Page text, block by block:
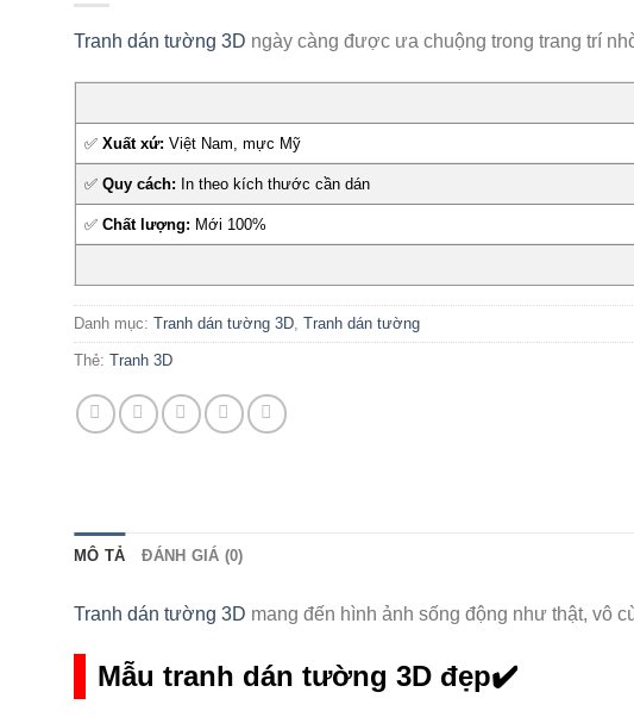
Tranh dán tường 3D ngày càng được ưa chuộng trong trang trí
✅Xuất xứ: Việt Nam, mực Mỹ
✅Quy cách: In theo kích thước cần dán
✅Chất lượng: Mới 100%
Danh mục: Tranh dán tường 3D Tranh dán tường
Thẻ: Tranh 3D
MÔ TẢ ĐÁNH GIÁ (0)
Tranh dán tường 3D mang đến hình ảnh sống động như thật, vô
Mẫu tranh dán tường 3D đẹp✔️